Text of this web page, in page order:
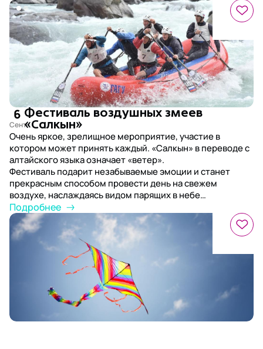
6 Фестиваль воздушных змеев
«Салкын»
Очень яркое, зрелищное мероприятие, участие в
котором может принять каждый. «Салкын» в переводе с
алтайского языка означает «ветер».
Фестиваль подарит незабываемые эмоции и станет
прекрасным способом провести день на свежем
воздухе, наслаждаясь видом парящих в небе
разноцветных змеев и алтайских гор.
Подробнее